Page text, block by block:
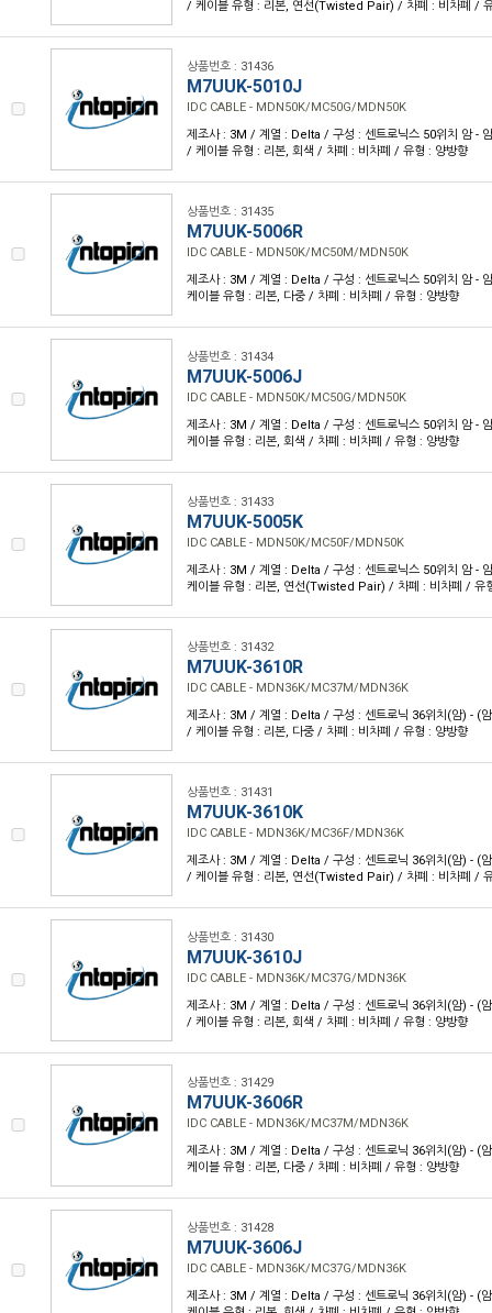
/ 케이블 유형 : 리본, 연선(Twisted Pair) / 차폐 : 비차폐 /
상품번호 : 31436
M7UUK-5010J
IDC CABLE - MDN50K/MC50G/MDN50K
제조사 : 3M / 계열 : Delta / 구성 : 센트로닉스 50위치 암 -
/ 케이블 유형 : 리본, 회색 / 차폐 : 비차폐 / 유형 : 양방향
상품번호 : 31435
M7UUK-5006R
IDC CABLE - MDN50K/MC50M/MDN50K
제조사 : 3M / 계열 : Delta / 구성 : 센트로닉스 50위치 암 -
케이블 유형 : 리본, 다중 / 차폐 : 비차폐 / 유형 : 양방향
상품번호 : 31434
M7UUK-5006J
IDC CABLE - MDN50K/MC50G/MDN50K
제조사 : 3M / 계열 : Delta / 구성 : 센트로닉스 50위치 암 -
케이블 유형 : 리본, 회색 / 차폐 : 비차폐 / 유형 : 양방향
상품번호 : 31433
M7UUK-5005K
IDC CABLE - MDN50K/MC50F/MDN50K
제조사 : 3M / 계열 : Delta / 구성 : 센트로닉스 50위치 암 -
케이블 유형 : 리본, 연선(Twisted Pair) / 차폐 : 비차폐 / 유
상품번호 : 31432
M7UUK-3610R
IDC CABLE - MDN36K/MC37M/MDN36K
제조사 : 3M / 계열 : Delta / 구성 : 센트로닉 36위치(암) - (
/ 케이블 유형 : 리본, 다중 / 차폐 : 비차폐 / 유형 : 양방향
상품번호 : 31431
M7UUK-3610K
IDC CABLE - MDN36K/MC36F/MDN36K
제조사 : 3M / 계열 : Delta / 구성 : 센트로닉 36위치(암) - (
/ 케이블 유형 : 리본, 연선(Twisted Pair) / 차폐 : 비차폐 /
상품번호 : 31430
M7UUK-3610J
IDC CABLE - MDN36K/MC37G/MDN36K
제조사 : 3M / 계열 : Delta / 구성 : 센트로닉 36위치(암) - (
/ 케이블 유형 : 리본, 회색 / 차폐 : 비차폐 / 유형 : 양방향
상품번호 : 31429
M7UUK-3606R
IDC CABLE - MDN36K/MC37M/MDN36K
제조사 : 3M / 계열 : Delta / 구성 : 센트로닉 36위치(암) - (
케이블 유형 : 리본, 다중 / 차폐 : 비차폐 / 유형 : 양방향
상품번호 : 31428
M7UUK-3606J
IDC CABLE - MDN36K/MC37G/MDN36K
제조사 : 3M / 계열 : Delta / 구성 : 센트로닉 36위치(암) - (